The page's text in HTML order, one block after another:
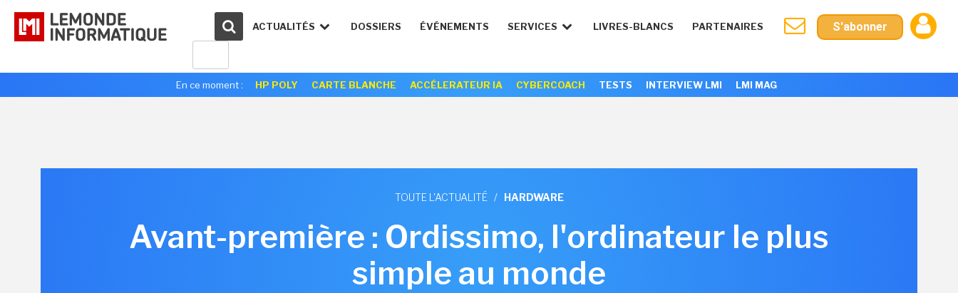
ACTUALITÉS DOSSIERS ÉVÉNEMENTS SERVICES LIVRES-BLANCS PARTENAIRES S'abonner
En ce moment : HP POLY CARTE BLANCHE ACCÉLERATEUR IA CYBERCOACH TESTS INTERVIEW LMI LMI MAG
TOUTE L'ACTUALITÉ / HARDWARE
Avant-première : Ordissimo, l'ordinateur le plus
simple au monde